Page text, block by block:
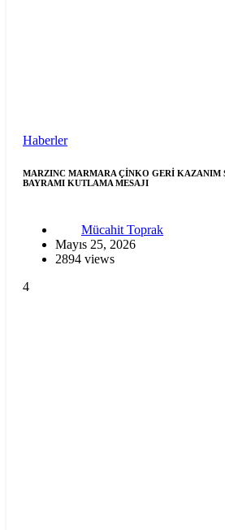
Haberler
MARZINC MARMARA ÇİNKO GERİ KAZANIM
BAYRAMI KUTLAMA MESAJI
Mücahit Toprak
Mayıs 25, 2026
2894 views
4